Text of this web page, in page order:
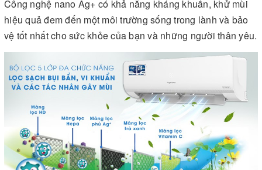
Công nghệ nano Ag+ có khả năng kháng khuẩn, khử mùi
hiệu quả đem đến một môi trường sống trong lành và bảo
vệ tốt nhất cho sức khỏe của bạn và những người thân yêu.